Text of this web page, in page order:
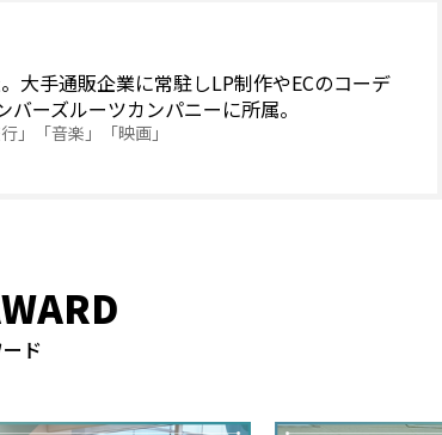
大手通販企業に常駐しLP制作やECのコーデ
ーズルーツカンパニーに所属。
」「音楽」「映画」
ド